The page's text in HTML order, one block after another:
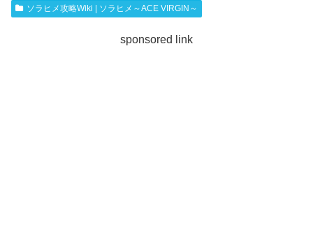
ソラヒメ攻略Wiki | ソラヒメ～ACE VIRGIN～
sponsored link